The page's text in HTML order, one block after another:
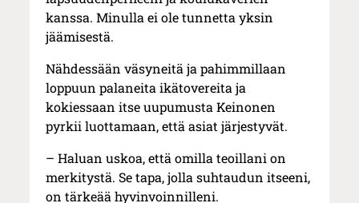
kanssa. Minulla ei ole tunnetta yksin
jäämisestä.
Nähdessään väsyneitä ja pahimmillaan
loppuun palaneita ikätovereita ja
kokiessaan itse uupumusta Keinonen
pyrkii luottamaan, että asiat järjestyvät.
– Haluan uskoa, että omilla teoillani on
merkitystä. Se tapa, jolla suhtaudun itseeni,
on tärkeää hyvinvoinnilleni.